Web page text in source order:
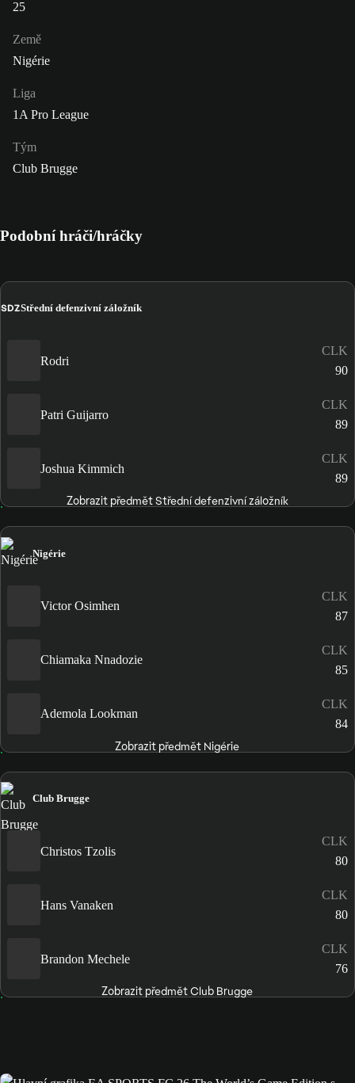
25
Země
Nigérie
Liga
1A Pro League
Tým
Club Brugge
Podobní hráči/hráčky
SDZStřední defenzivní záložník
Rodri
CLK
90
Patri Guijarro
CLK
89
Joshua Kimmich
CLK
89
Zobrazit předmět Střední defenzivní záložník
Nigérie
Victor Osimhen
CLK
87
Chiamaka Nnadozie
CLK
85
Ademola Lookman
CLK
84
Zobrazit předmět Nigérie
Club Brugge
Christos Tzolis
CLK
80
Hans Vanaken
CLK
80
Brandon Mechele
CLK
76
Zobrazit předmět Club Brugge